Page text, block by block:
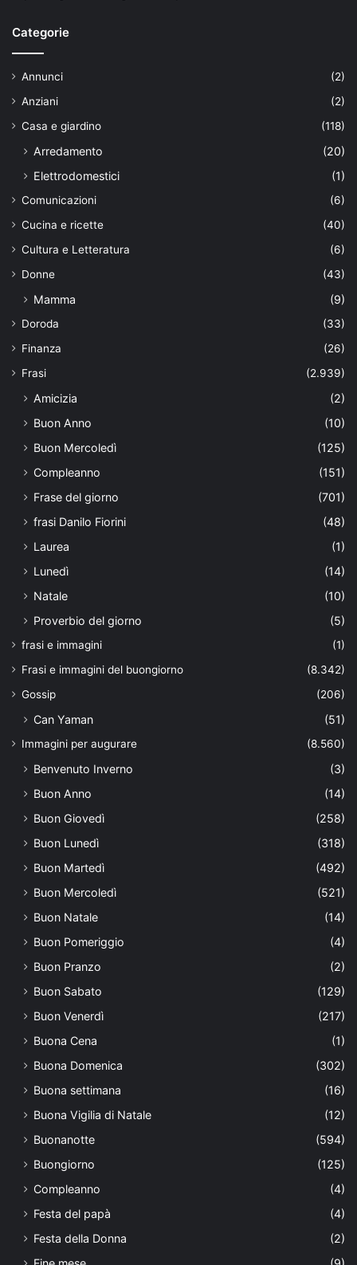
Categorie
Annunci
(2)
Anziani
(2)
Casa e giardino
(118)
Arredamento
(20)
Elettrodomestici
(1)
Comunicazioni
(6)
Cucina e ricette
(40)
Cultura e Letteratura
(6)
Donne
(43)
Mamma (9)
Doroda
(33)
Finanza
(26)
Frasi
(2.939)
Amicizia
(2)
Buon Anno
(10)
Buon Mercoledì
(125)
Compleanno
(151)
Frase del giorno
(701)
frasi Danilo Fiorini
(48)
Laurea
(1)
Lunedì
(14)
Natale
(10)
Proverbio del giorno
(5)
frasi e immagini
(1)
Frasi e immagini del buongiorno
(8.342)
Gossip
(206)
Can Yaman (51)
Immagini per augurare (8.560)
Benvenuto Inverno
(3)
Buon Anno
(14)
Buon Giovedì
(258)
Buon Lunedì
(318)
Buon Martedì
(492)
Buon Mercoledì
(521)
Buon Natale
(14)
Buon Pomeriggio
(4)
Buon Pranzo
(2)
Buon Sabato
(129)
Buon Venerdì
(217)
Buona Cena
(1)
Buona Domenica
(302)
Buona settimana
(16)
Buona Vigilia di Natale
(12)
Buonanotte
(594)
Buongiorno
(125)
Compleanno
(4)
Festa del papà
(4)
Festa della Donna
(2)